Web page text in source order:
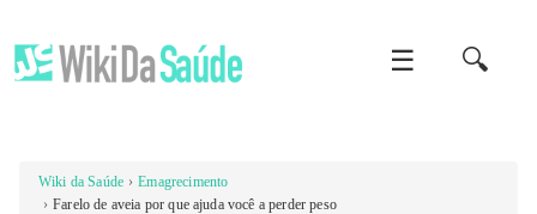
☰ 🔍
Wiki da Saúde
Emagrecimento
Farelo de aveia por que ajuda você a perder peso